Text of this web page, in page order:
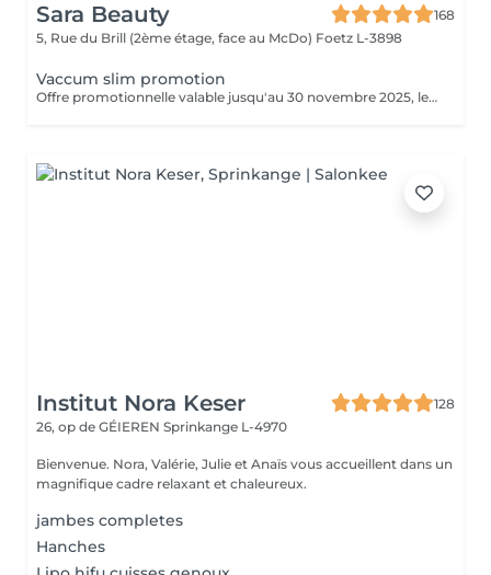
Sara Beauty
168
5, Rue du Brill (2ème étage, face au McDo) Foetz L-3898
Vaccum slim promotion
Offre promotionnelle valable jusqu'au 30 novembre 2025, le soin vacuum a seulement 55 € au lieu de 69 €
Institut Nora Keser
128
26, op de GÉIEREN Sprinkange L-4970
Bienvenue. Nora, Valérie, Julie et Anaïs vous accueillent dans un
magnifique cadre relaxant et chaleureux.
jambes completes
Hanches